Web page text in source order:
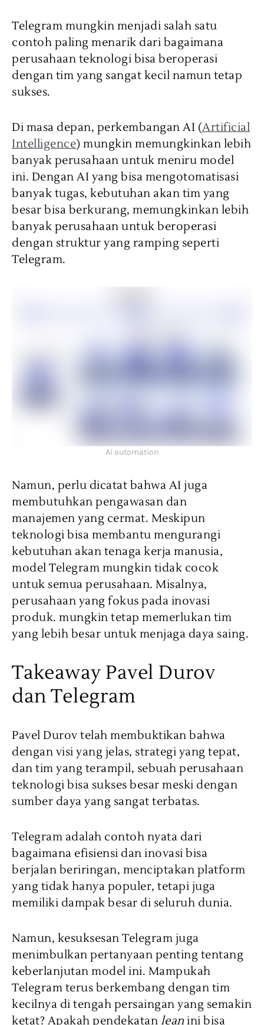
Telegram mungkin menjadi salah satu
contoh paling menarik dari bagaimana
perusahaan teknologi bisa beroperasi
dengan tim yang sangat kecil namun tetap
sukses.
Di masa depan, perkembangan AI (Artificial
Intelligence) mungkin memungkinkan lebih
banyak perusahaan untuk meniru model
ini. Dengan AI yang bisa mengotomatisasi
banyak tugas, kebutuhan akan tim yang
besar bisa berkurang, memungkinkan lebih
banyak perusahaan untuk beroperasi
dengan struktur yang ramping seperti
Telegram.
Ai automation
Namun, perlu dicatat bahwa AI juga
membutuhkan pengawasan dan
manajemen yang cermat. Meskipun
teknologi bisa membantu mengurangi
kebutuhan akan tenaga kerja manusia,
model Telegram mungkin tidak cocok
untuk semua perusahaan. Misalnya,
perusahaan yang fokus pada inovasi
produk. mungkin tetap memerlukan tim
yang lebih besar untuk menjaga daya saing.
Takeaway Pavel Durov
dan Telegram
Pavel Durov telah membuktikan bahwa
dengan visi yang jelas, strategi yang tepat,
dan tim yang terampil, sebuah perusahaan
teknologi bisa sukses besar meski dengan
sumber daya yang sangat terbatas.
Telegram adalah contoh nyata dari
bagaimana efisiensi dan inovasi bisa
berjalan beriringan, menciptakan platform
yang tidak hanya populer, tetapi juga
memiliki dampak besar di seluruh dunia.
Namun, kesuksesan Telegram juga
menimbulkan pertanyaan penting tentang
keberlanjutan model ini. Mampukah
Telegram terus berkembang dengan tim
kecilnya di tengah persaingan yang semakin
ketat? Apakah pendekatan lean ini bisa